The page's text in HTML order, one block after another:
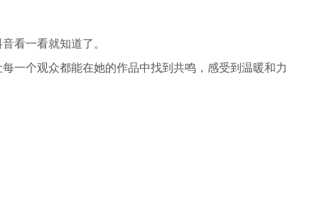
看一看就知道了。
一个观众都能在她的作品中找到共鸣，感受到温暖和力